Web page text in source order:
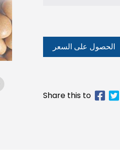
الحصول على السعر